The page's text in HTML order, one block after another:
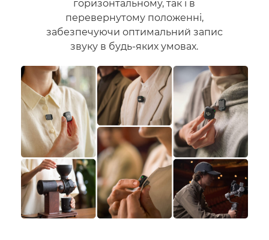
горизонтальному, так і в
перевернутому положенні,
забезпечуючи оптимальний запис
звуку в будь-яких умовах.